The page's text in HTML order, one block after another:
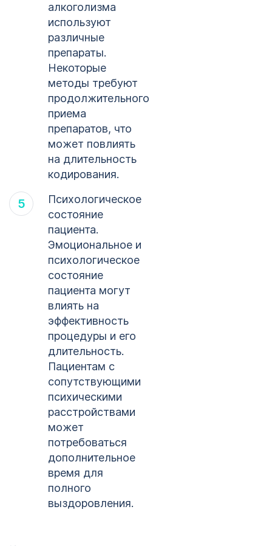
алкоголизма
используют
различные
препараты.
Некоторые
методы требуют
продолжительного
приема
препаратов, что
может повлиять
на длительность
кодирования.
Психологическое
состояние
пациента.
Эмоциональное и
психологическое
состояние
пациента могут
влиять на
эффективность
процедуры и его
длительность.
Пациентам с
сопутствующими
психическими
расстройствами
может
потребоваться
дополнительное
время для
полного
выздоровления.